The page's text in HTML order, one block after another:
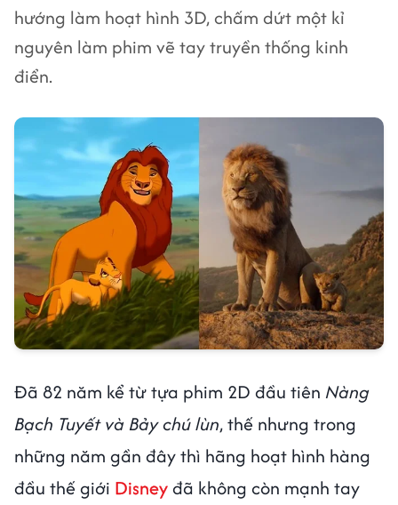
hướng làm hoạt hình 3D, chấm dứt một kỉ
nguyên làm phim vẽ tay truyền thống kinh
điển.
Đã 82 năm kể từ tựa phim 2D đầu tiên Nàng
Bạch Tuyết và Bảy chú lùn, thế nhưng trong
những năm gần đây thì hãng hoạt hình hàng
đầu thế giới Disneyđã không còn mạnh tay